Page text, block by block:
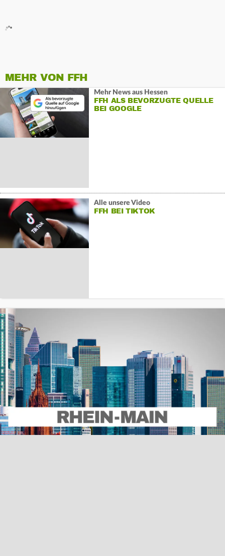
MEHR VON FFH
Mehr News aus Hessen
FFH ALS BEVORZUGTE QUELLE
BEI GOOGLE
Alle unsere Video
FFH BEI TIKTOK